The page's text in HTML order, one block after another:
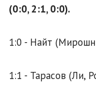
(0:0, 2:1, 0:0).
1:0 - Найт
1:1 - Тарасов (Ли,